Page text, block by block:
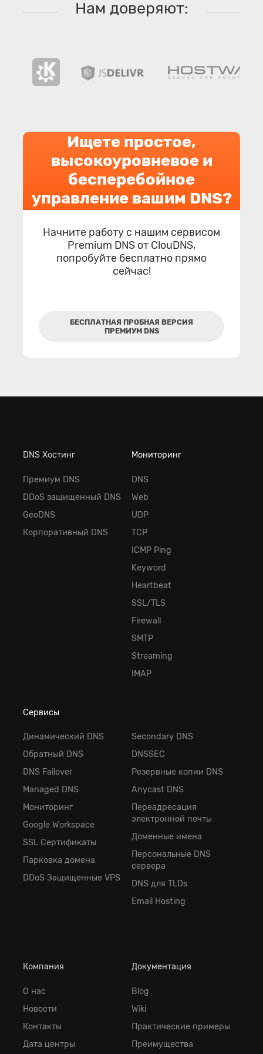
Нам доверяют:
Ищете простое,
высокоуровневое и
бесперебойное
управление вашим DNS?
Начните работу с нашим сервисом
Premium DNS от ClouDNS,
попробуйте бесплатно прямо
сейчас!
БЕСПЛАТНАЯ ПРОБНАЯ ВЕРСИЯ
ПРЕМИУМ DNS
DNS Хостинг
Премиум DNS
DDoS защищенный DNS
GeoDNS
Корпоративный DNS
Мониторинг
DNS
Web
UDP
TCP
ICMP Ping
Keyword
Heartbeat
SSL/TLS
Firewall
SMTP
Streaming
IMAP
Сервисы
Динамический DNS
Обратный DNS
DNS Failover
Managed DNS
Мониторинг
Google Workspace
SSL Сертификаты
Парковка домена
DDoS Защищенные VPS
Secondary DNS
DNSSEC
Резервные копии DNS
Anycast DNS
Переадресация
электронной почты
Доменные имена
Персональные DNS
сервера
DNS для TLDs
Email Hosting
Компания
О нас
Новости
Контакты
Дата центры
Документация
Blog
Wiki
Практические примеры
Преимущества